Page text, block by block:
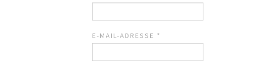
E-MAIL-ADRESSE *